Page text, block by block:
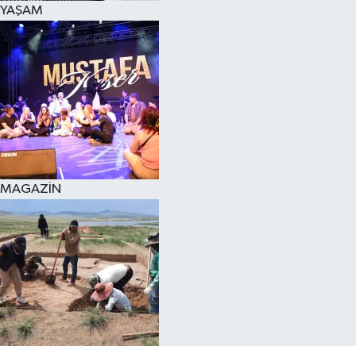
YAŞAM
MAGAZİN
SPOR
KÜLTÜR SANAT
FRAGMANLAR